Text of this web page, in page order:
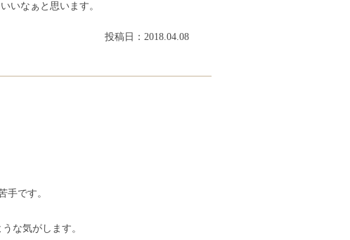
いなぁと思います。
投稿日：2018.04.08
手です。
な気がします。